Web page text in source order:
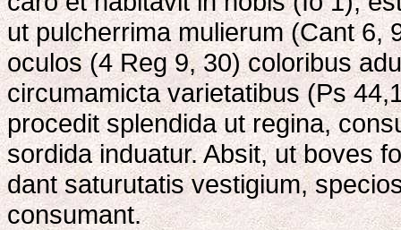
ut pulcherrima mulierum (Cant 6,
oculos (4 Reg 9, 30) coloribus
circumamicta varietatibus (Ps
procedit splendida ut regina,
sordida induatur. Absit, ut boves
dant saturutatis vestigium,
consumant.